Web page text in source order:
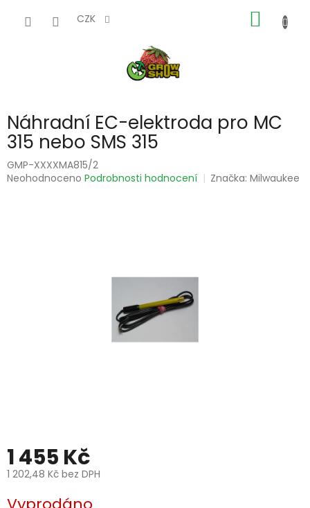
CZK
KOŠÍK
Náhradní EC-elektroda pro MC
315 nebo SMS 315
GMP-XXXXMA815/2
Průměrné
Neohodnoceno Podrobnosti hodnocení Značka:Milwaukee
1 455 Kč
1 202,48 Kč bez DPH